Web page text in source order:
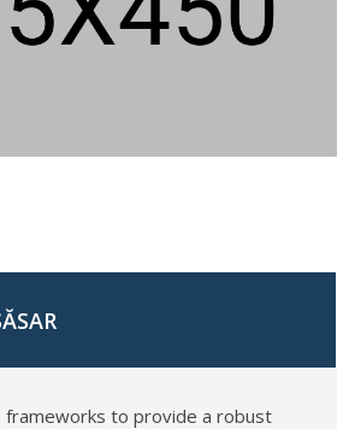
frameworks to provide a robust